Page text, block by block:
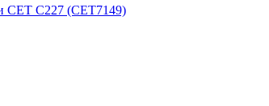
CET C227 (CET7149)